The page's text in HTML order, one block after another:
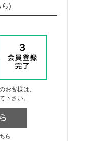
ら)
お客様は、
下さい。
ら